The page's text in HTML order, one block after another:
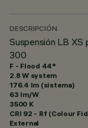
DESCRIPCIÓN
Suspensión LB XS
300
F - Flood 44°
2.8 W system
176.4 lm (sistema)
63 lm/W
3500 K
CRI 92 - Rf (Colour
External